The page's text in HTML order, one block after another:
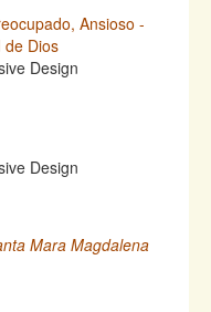
Ansioso -
de Dios
Mara Magdalena